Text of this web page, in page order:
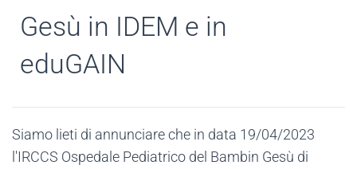
Gesù in IDEM e in
eduGAIN
Siamo lieti di annunciare che in data 19/04/2023
l'IRCCS Ospedale Pediatrico del Bambin Gesù di